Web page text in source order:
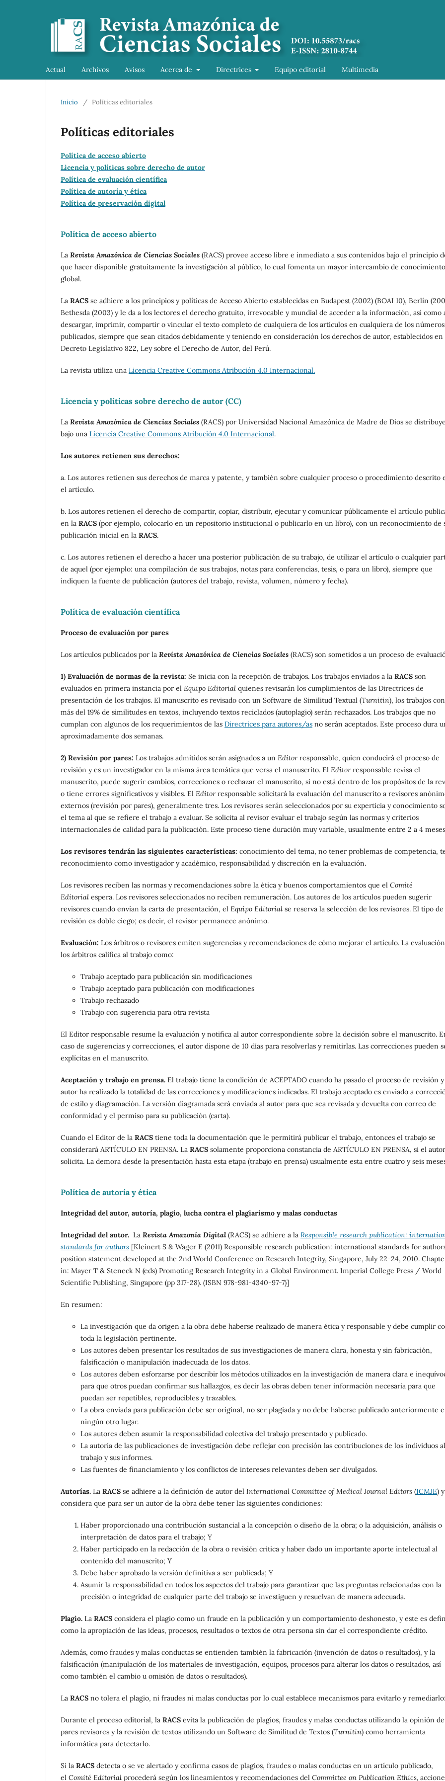
Actual Archivos Avisos Acerca de Directrices Equipo editorial Multimedia
Inicio / Políticas editoriales
Políticas editoriales
Política de acceso abierto
Licencia y políticas sobre derecho de autor
Política de evaluación científica
Política de autoría y ética
Política de preservación digital
Política de acceso abierto
La Revista Amazónica de Ciencias Sociales (RACS) provee acceso libre e inmediato a sus contenidos bajo el principio
que hacer disponible gratuitamente la investigación al público, lo cual fomenta un mayor intercambio de conocimiento
global.
La RACS se adhiere a los principios y políticas de Acceso Abierto establecidas en Budapest (2002) (BOAI 10), Berlín
Bethesda (2003) y le da a los lectores el derecho gratuito, irrevocable y mundial de acceder a la información, así como
descargar, imprimir, compartir o vincular el texto completo de cualquiera de los artículos en cualquiera de los números
publicados, siempre que sean citados debidamente y teniendo en consideración los derechos de autor, establecidos en
Decreto Legislativo 822, Ley sobre el Derecho de Autor, del Perú.
La revista utiliza una Licencia Creative Commons Atribución 4.0 Internacional.
Licencia y políticas sobre derecho de autor (CC)
La Revista Amozónica de Ciencias Sociales (RACS) por Universidad Nacional Amazónica de Madre de Dios se distribuye
bajo una Licencia Creative Commons Atribución 4.0 Internacional.
Los autores retienen sus derechos:
a. Los autores retienen sus derechos de marca y patente, y también sobre cualquier proceso o procedimiento descrito
el artículo.
b. Los autores retienen el derecho de compartir, copiar, distribuir, ejecutar y comunicar públicamente el artículo
en la RACS (por ejemplo, colocarlo en un repositorio institucional o publicarlo en un libro), con un reconocimiento de
publicación inicial en la RACS.
c. Los autores retienen el derecho a hacer una posterior publicación de su trabajo, de utilizar el artículo o cualquier
de aquel (por ejemplo: una compilación de sus trabajos, notas para conferencias, tesis, o para un libro), siempre que
indiquen la fuente de publicación (autores del trabajo, revista, volumen, número y fecha).
Política de evaluación científica
Proceso de evaluación por pares
Los artículos publicados por la Revista Amazónica de Ciencias Sociales (RACS) son sometidos a un proceso de
1) Evaluación de normas de la revista: Se inicia con la recepción de trabajos. Los trabajos enviados a la RACS son
evaluados en primera instancia por el Equipo Editorial quienes revisarán los cumplimientos de las Directrices de
presentación de los trabajos. El manuscrito es revisado con un Software de Similitud Textual (Turnitin), los trabajos con
más del 19% de similitudes en textos, incluyendo textos reciclados (autoplagio) serán rechazados. Los trabajos que no
cumplan con algunos de los requerimientos de las Directrices para autores/as no serán aceptados. Este proceso dura
aproximadamente dos semanas.
2) Revisión por pares: Los trabajos admitidos serán asignados a un Editorresponsable, quien conducirá el proceso de
revisión y es un investigador en la misma área temática que versa el manuscrito. El Editorresponsable revisa el
manuscrito, puede sugerir cambios, correcciones o rechazar el manuscrito, si no está dentro de los propósitos de la
o tiene errores significativos y visibles. El Editorresponsable solicitará la evaluación del manuscrito a revisores
externos (revisión por pares), generalmente tres. Los revisores serán seleccionados por su experticia y conocimiento
el tema al que se refiere el trabajo a evaluar. Se solicita al revisor evaluar el trabajo según las normas y criterios
internacionales de calidad para la publicación. Este proceso tiene duración muy variable, usualmente entre 2 a 4
Los revisores tendrán las siguientes características: conocimiento del tema, no tener problemas de competencia,
reconocimiento como investigador y académico, responsabilidad y discreción en la evaluación.
Los revisores reciben las normas y recomendaciones sobre la ética y buenos comportamientos que el Comité
Editorial espera. Los revisores seleccionados no reciben remuneración. Los autores de los artículos pueden sugerir
revisores cuando envían la carta de presentación, el Equipo Editorial se reserva la selección de los revisores. El tipo de
revisión es doble ciego; es decir, el revisor permanece anónimo.
Evaluación: Los árbitros o revisores emiten sugerencias y recomendaciones de cómo mejorar el artículo. La
los árbitros califica al trabajo como:
Trabajo aceptado para publicación sin modificaciones
Trabajo aceptado para publicación con modificaciones
Trabajo rechazado
Trabajo con sugerencia para otra revista
El Editor responsable resume la evaluación y notifica al autor correspondiente sobre la decisión sobre el manuscrito.
caso de sugerencias y correcciones, el autor dispone de 10 días para resolverlas y remitirlas. Las correcciones pueden
explícitas en el manuscrito.
Aceptación y trabajo en prensa. El trabajo tiene la condición de ACEPTADO cuando ha pasado el proceso de revisión
autor ha realizado la totalidad de las correcciones y modificaciones indicadas. El trabajo aceptado es enviado a
de estilo y diagramación. La versión diagramada será enviada al autor para que sea revisada y devuelta con correo de
conformidad y el permiso para su publicación (carta).
Cuando el Editor de la RACS tiene toda la documentación que le permitirá publicar el trabajo, entonces el trabajo se
considerará ARTÍCULO EN PRENSA. La RACS solamente proporciona constancia de ARTÍCULO EN PRENSA, si el
solicita. La demora desde la presentación hasta esta etapa (trabajo en prensa) usualmente esta entre cuatro y seis
Política de autoría y ética
Integridad del autor, autoría, plagio, lucha contra el plagiarismo y malas conductas
Integridad del autor. La Revista Amazonía Digital (RACS) se adhiere a la Responsible research publication:
standards for authors [Kleinert S & Wager E (2011) Responsible research publication: international standards for
position statement developed at the 2nd World Conference on Research Integrity, Singapore, July 22-24, 2010.
in: Mayer T & Steneck N (eds) Promoting Research Integrity in a Global Environment. Imperial College Press / World
Scientific Publishing, Singapore (pp 317-28). (ISBN 978-981-4340-97-7)]
En resumen:
La investigación que da origen a la obra debe haberse realizado de manera ética y responsable y debe cumplir
toda la legislación pertinente.
Los autores deben presentar los resultados de sus investigaciones de manera clara, honesta y sin fabricación,
falsificación o manipulación inadecuada de los datos.
Los autores deben esforzarse por describir los métodos utilizados en la investigación de manera clara e
para que otros puedan confirmar sus hallazgos, es decir las obras deben tener información necesaria para que
puedan ser repetibles, reproducibles y trazables.
La obra enviada para publicación debe ser original, no ser plagiada y no debe haberse publicado anteriormente
ningún otro lugar.
Los autores deben asumir la responsabilidad colectiva del trabajo presentado y publicado.
La autoría de las publicaciones de investigación debe reflejar con precisión las contribuciones de los individuos al
trabajo y sus informes.
Las fuentes de financiamiento y los conflictos de intereses relevantes deben ser divulgados.
Autorías. La RACS se adhiere a la definición de autor del International Committee of Medical Journal Editors (ICMJE) y
considera que para ser un autor de la obra debe tener las siguientes condiciones:
Haber proporcionado una contribución sustancial a la concepción o diseño de la obra; o la adquisición, análisis o
interpretación de datos para el trabajo; Y
Haber participado en la redacción de la obra o revisión crítica y haber dado un importante aporte intelectual al
contenido del manuscrito; Y
Debe haber aprobado la versión definitiva a ser publicada; Y
Asumir la responsabilidad en todos los aspectos del trabajo para garantizar que las preguntas relacionadas con la
precisión o integridad de cualquier parte del trabajo se investiguen y resuelvan de manera adecuada.
Plagio. La RACS considera el plagio como un fraude en la publicación y un comportamiento deshonesto, y este es
como la apropiación de las ideas, procesos, resultados o textos de otra persona sin dar el correspondiente crédito.
Además, como fraudes y malas conductas se entienden también la fabricación (invención de datos o resultados), y la
falsificación (manipulación de los materiales de investigación, equipos, procesos para alterar los datos o resultados, así
como también el cambio u omisión de datos o resultados).
La RACS no tolera el plagio, ni fraudes ni malas conductas por lo cual establece mecanismos para evitarlo y remediarlo:
Durante el proceso editorial, la RACS evita la publicación de plagios, fraudes y malas conductas utilizando la opinión de
pares revisores y la revisión de textos utilizando un Software de Similitud de Textos (Turnitin) como herramienta
informática para detectarlo.
Si la RACS detecta o se ve alertado y confirma casos de plagios, fraudes o malas conductas en un artículo publicado,
el Comité Editorial procederá según los lineamientos y recomendaciones del Committee on Publication Ethics,